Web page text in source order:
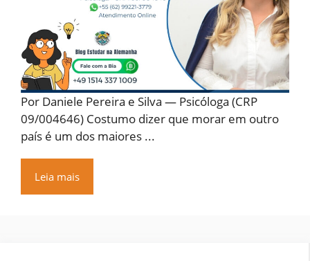
Por Daniele Pereira e Silva — Psicóloga (CRP
09/004646) Costumo dizer que morar em outro
país é um dos maiores ...
Leia mais